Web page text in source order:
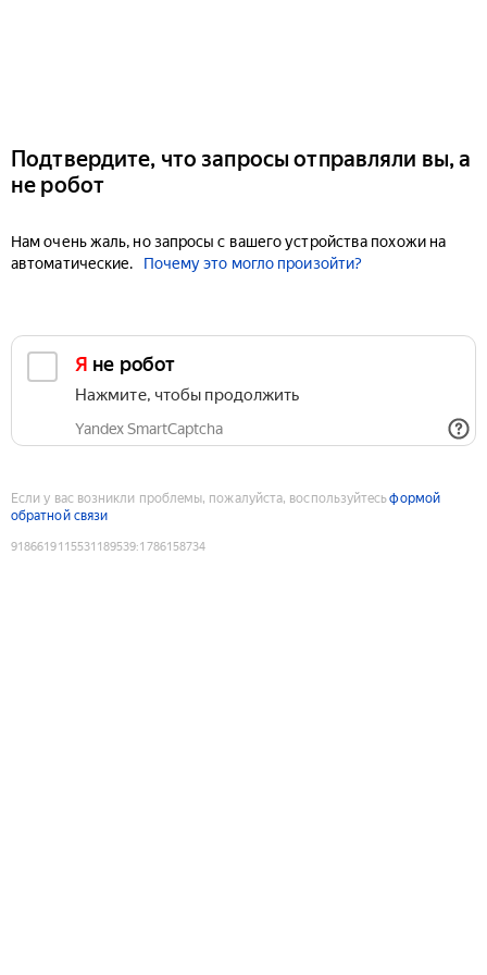
Подтвердите, что запросы отправляли вы, а
не робот
Нам очень жаль, но запросы с вашего устройства похожи на
автоматические.
Почему это могло произойти?
Я не робот
Нажмите, чтобы продолжить
Yandex SmartCaptcha
Если у вас возникли проблемы, пожалуйста, воспользуйтесьформой
обратной связи
9186619115531189539:1786158734